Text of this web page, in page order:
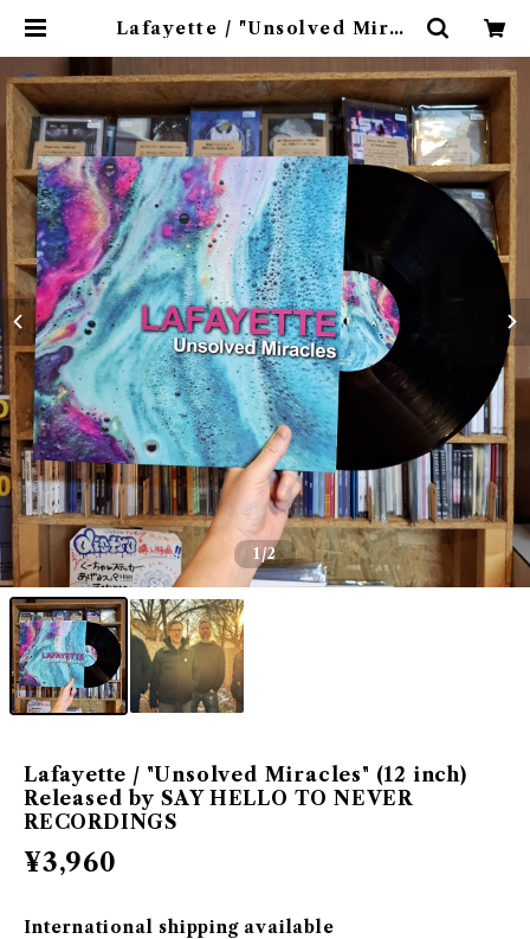
Lafayette / "Unsolved Mirac
Y HELLO TO NEVER RECOR
DINGS | 9spices distro
1/2
Lafayette / "Unsolved Miracles" (12 inch)
Released by SAY HELLO TO NEVER
RECORDINGS
¥3,960
International shipping available